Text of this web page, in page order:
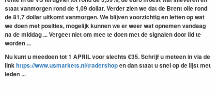
staat vanmorgen rond de 1,09 dollar. Verder zien we dat de Brent olie rond
de 81,7 dollar uitkomt vanmorgen. We blijven voorzichtig en letten op wat
we doen met posities, mogelijk kunnen we er weer wat opnemen vandaag
na de middag ... Vergeet niet om mee te doen met de signalen door lid te
worden ...
Nu kunt u meedoen tot 1 APRIL voor slechts €35.Schrijf u meteen in via de
linkhttps://www.usmarkets.nl/tradershopen dan staat u snel op de lijst met
leden ...